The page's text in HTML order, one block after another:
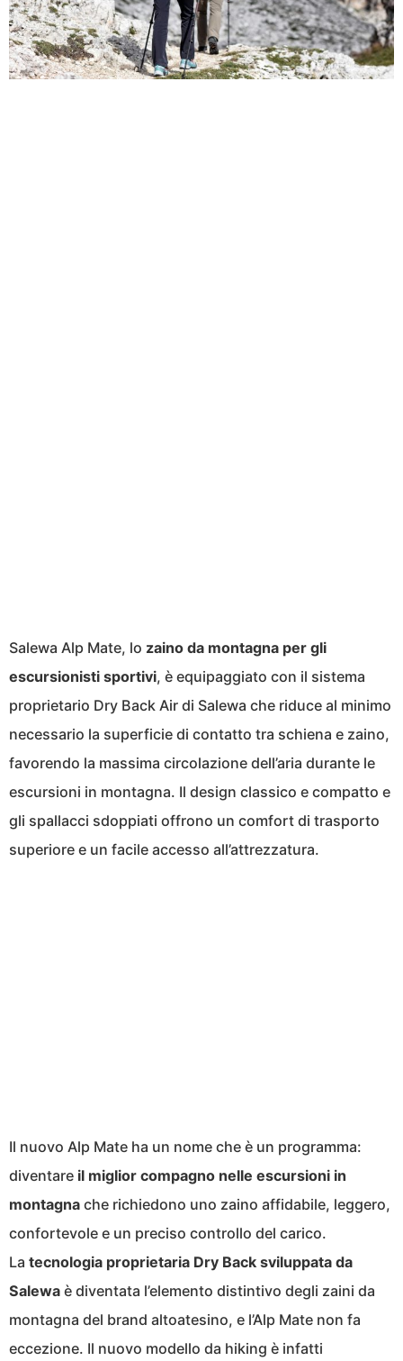
Salewa Alp Mate, lo zaino da montagna per gli
escursionisti sportivi, è equipaggiato con il sistema
proprietario Dry Back Air di Salewa che riduce al minimo
necessario la superficie di contatto tra schiena e zaino,
favorendo la massima circolazione dell’aria durante le
escursioni in montagna. Il design classico e compatto e
gli spallacci sdoppiati offrono un comfort di trasporto
superiore e un facile accesso all’attrezzatura.
Il nuovo Alp Mate ha un nome che è un programma:
diventare il miglior compagno nelle escursioni in
montagna che richiedono uno zaino affidabile, leggero,
confortevole e un preciso controllo del carico.
La tecnologia proprietaria Dry Back sviluppata da
Salewa è diventata l’elemento distintivo degli zaini da
montagna del brand altoatesino, e l’Alp Mate non fa
eccezione. Il nuovo modello da hiking è infatti